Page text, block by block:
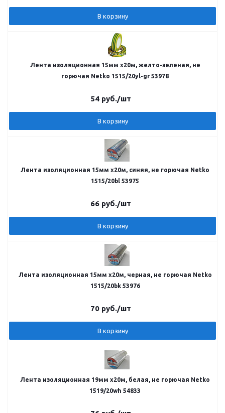
В корзину
Лента изоляционная 15мм х20м, желто-зеленая, не
горючая Netko 1515/20yl-gr 53978
54 руб./шт
В корзину
Лента изоляционная 15мм х20м, синяя, не горючая Netko
1515/20bl 53975
66 руб./шт
В корзину
Лента изоляционная 15мм х20м, черная, не горючая Netko
1515/20bk 53976
70 руб./шт
В корзину
Лента изоляционная 19мм х20м, белая, не горючая Netko
1519/20wh 54833